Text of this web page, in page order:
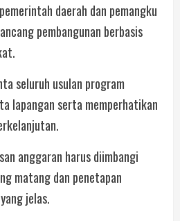
daerah dan pemangku
pembangunan berbasis
seluruh usulan program
lapangan serta memperhatikan
anggaran harus diimbangi
matang dan penetapan
jelas.